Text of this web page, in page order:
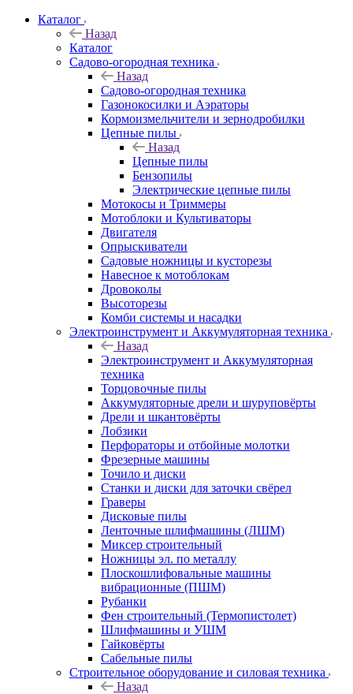
Каталог
Назад
Каталог
Садово-огородная техника
Назад
Садово-огородная техника
Газонокосилки и Аэраторы
Кормоизмельчители и зернодробилки
Цепные пилы
Назад
Цепные пилы
Бензопилы
Электрические цепные пилы
Мотокосы и Триммеры
Мотоблоки и Культиваторы
Двигателя
Опрыскиватели
Садовые ножницы и кусторезы
Навесное к мотоблокам
Дровоколы
Высоторезы
Комби системы и насадки
Электроинструмент и Аккумуляторная техника
Назад
Электроинструмент и Аккумуляторная
техника
Торцовочные пилы
Аккумуляторные дрели и шуруповёрты
Дрели и шкантовёрты
Лобзики
Перфораторы и отбойные молотки
Фрезерные машины
Точило и диски
Станки и диски для заточки свёрел
Граверы
Дисковые пилы
Ленточные шлифмашины (ЛШМ)
Миксер строительный
Ножницы эл. по металлу
Плоскошлифовальные машины
вибрационные (ПШМ)
Рубанки
Фен строительный (Термопистолет)
Шлифмашины и УШМ
Гайковёрты
Сабельные пилы
Строительное оборудование и силовая техника
Назад